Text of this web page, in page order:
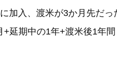
入、渡米が3か月先だっ
1年+渡米後1年間＝